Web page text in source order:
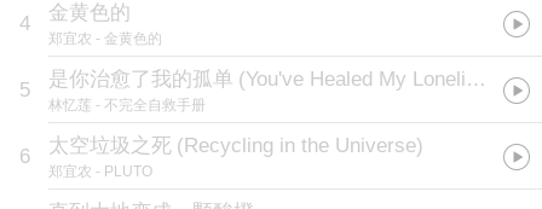
4 金黄色的
郑宜农 - 金黄色的
5 是你治愈了我的孤单 (You've Healed My Loneliness )
林忆莲 - 不完全自救手册
6 太空垃圾之死 (Recycling in the Universe)
郑宜农 - PLUTO